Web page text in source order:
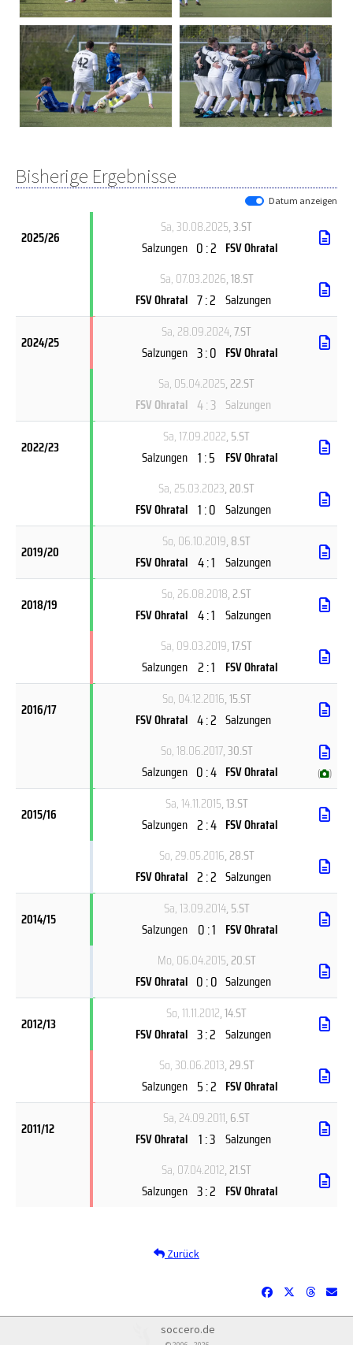
Bisherige Ergebnisse
Datum anzeigen
2025/26
Sa, 30.08.2025, 3.ST
Salzungen 0 : 2 FSV Ohratal
Sa, 07.03.2026, 18.ST
FSV Ohratal 7 : 2 Salzungen
2024/25
Sa, 28.09.2024, 7.ST
Salzungen 3 : 0 FSV Ohratal
Sa, 05.04.2025, 22.ST
FSV Ohratal 4 : 3 Salzungen
2022/23
Sa, 17.09.2022, 5.ST
Salzungen 1 : 5 FSV Ohratal
Sa, 25.03.2023, 20.ST
FSV Ohratal 1 : 0 Salzungen
2019/20
So, 06.10.2019, 8.ST
FSV Ohratal 4 : 1 Salzungen
2018/19
So, 26.08.2018, 2.ST
FSV Ohratal 4 : 1 Salzungen
Sa, 09.03.2019, 17.ST
Salzungen 2 : 1 FSV Ohratal
2016/17
So, 04.12.2016, 15.ST
FSV Ohratal 4 : 2 Salzungen
So, 18.06.2017, 30.ST
Salzungen 0 : 4 FSV Ohratal ( )
2015/16
Sa, 14.11.2015, 13.ST
Salzungen 2 : 4 FSV Ohratal
So, 29.05.2016, 28.ST
FSV Ohratal 2 : 2 Salzungen
2014/15
Sa, 13.09.2014, 5.ST
Salzungen 0 : 1 FSV Ohratal
Mo, 06.04.2015, 20.ST
FSV Ohratal 0 : 0 Salzungen
2012/13
So, 11.11.2012, 14.ST
FSV Ohratal 3 : 2 Salzungen
So, 30.06.2013, 29.ST
Salzungen 5 : 2 FSV Ohratal
2011/12
Sa, 24.09.2011, 6.ST
FSV Ohratal 1 : 3 Salzungen
Sa, 07.04.2012, 21.ST
Salzungen 3 : 2 FSV Ohratal
Zurück
soccero.de